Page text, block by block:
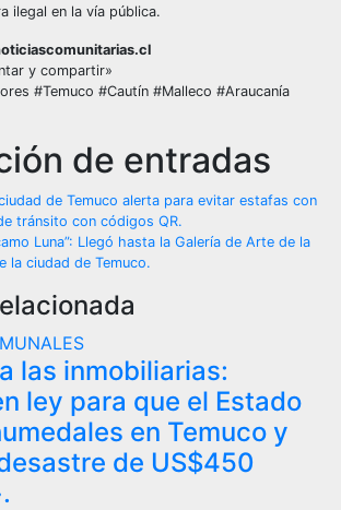
ilegal en la vía pública.
y compartir»
#Temuco #Cautín #Malleco #Araucanía
de entradas
de Temuco alerta para evitar estafas con
tránsito con códigos QR.
Luna”: Llegó hasta la Galería de Arte de la
la ciudad de Temuco.
las inmobiliarias:
ley para que el Estado
en Temuco y
de US$450